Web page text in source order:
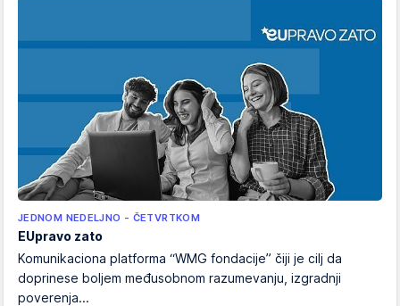
JEDNOM NEDELJNO - ČETVRTKOM
EUpravo zato
Komunikaciona platforma “WMG fondacije” čiji je cilj da
doprinese boljem međusobnom razumevanju, izgradnji
poverenja...